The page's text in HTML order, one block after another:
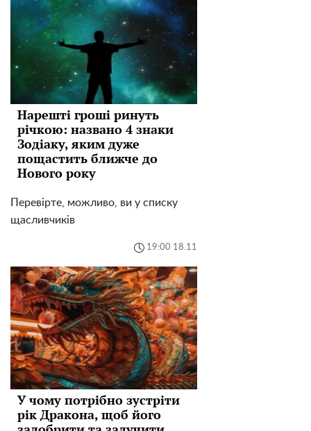
Нарешті гроші ринуть
річкою: названо 4 знаки
Зодіаку, яким дуже
пощастить ближче до
Нового року
Перевірте, можливо, ви у списку
щасливчиків
19:00 18.11
У чому потрібно зустріти
рік Дракона, щоб його